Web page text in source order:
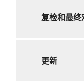
复检和最终
更新